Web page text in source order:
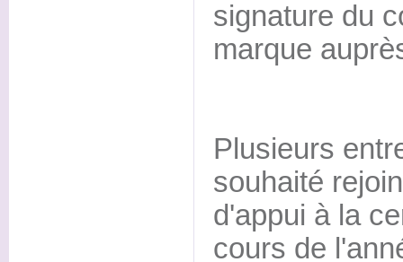
signature du
marque
Plusieurs
souhaité
d'appui à la
cours de